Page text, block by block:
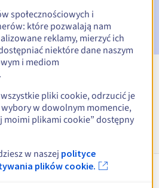
Periodpowiadamiający o
o .apartments
społecznościowych i
które pozwalają nam
reklamy, mierzyć ich
niektóre dane naszym
i mediom
pliki cookie, odrzucić je
w dowolnym momencie,
moimi plikami cookie” dostępny
w naszej polityce
plików cookie.